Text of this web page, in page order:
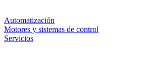
Automatización
Motores y sistemas de control
Servicios